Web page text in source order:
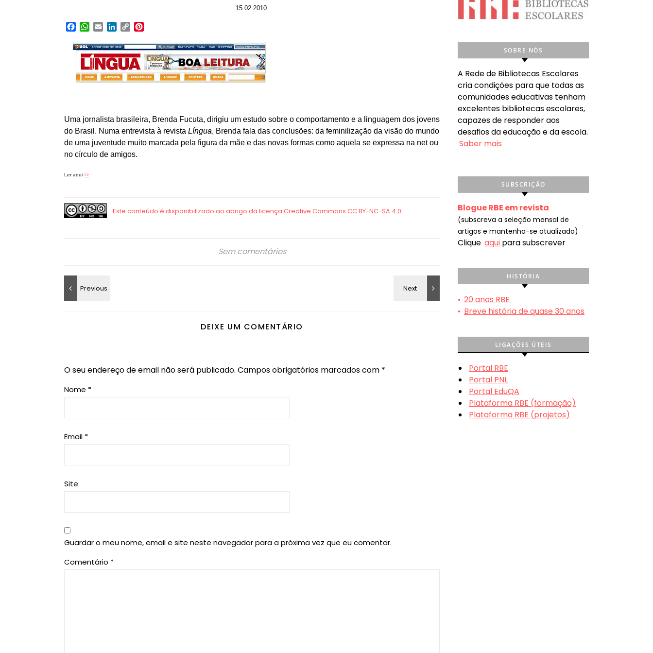
15.02.2010
Facebook
WhatsApp
EmailLinkedIn
Copy
Uma jornalista brasileira, Brenda Fucuta, dirigiu um estudo sobre o comportamento e a linguagem dos jovens
do Brasil. Numa entrevista à revista Língua, Brenda fala das conclusões: da feminilização da visão do mundo
de uma juventude muito marcada pela figura da mãe e das novas formas como aquela se expressa na net ou
no círculo de amigos.
Ler aqui >>
Sem comentários
DEIXE UM COMENTÁRIO
O seu endereço de email não será publicado. Campos obrigatórios marcados com *
Nome *
Email *
Site
Guardar o meu nome, email e site neste navegador para a próxima vez que eu comentar.
Comentário *
SOBRE NÓS
A Rede de Bibliotecas Escolares
cria condições para que todas as
comunidades educativas tenham
excelentes bibliotecas escolares,
capazes de responder aos
desafios da educação e da escola.
Saber mais
SUBSCRIÇÃO
Blogue RBE em revista
(subscreva a seleção mensal de
artigos e mantenha-se atualizado)
Clique aqui para subscrever
HISTÓRIA
• 20 anos RBE
• Breve história de quase 30 anos
LIGAÇÕES ÚTEIS
Portal RBE
Portal PNL
Portal EduQA
Plataforma RBE (formação)
Plataforma RBE (projetos)